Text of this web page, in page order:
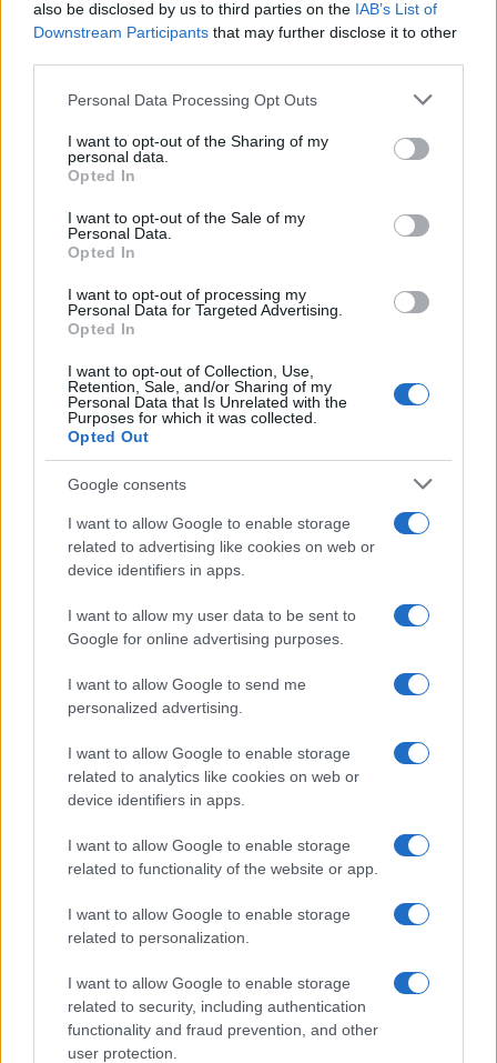
also be disclosed by us to third parties on the IAB’s List of
Downstream Participants that may further disclose it to other
Please note that this website/app uses one or more Google
not limited to your visit or usage behaviour. You may click to
grant or deny consent to Google and its third-party tags to
use your data for below specified purposes in below Google
consent section.
Personal Data Processing Opt Outs
I want to opt-out of the Sharing of my
personal data.
Opted In
I want to opt-out of the Sale of my
Personal Data.
Opted In
I want to opt-out of processing my
Personal Data for Targeted Advertising.
Opted In
I want to opt-out of Collection, Use,
Retention, Sale, and/or Sharing of my
Personal Data that Is Unrelated with the
Purposes for which it was collected.
Opted Out
Google consents
I want to allow Google to enable storage
related to advertising like cookies on web or
device identifiers in apps.
I want to allow my user data to be sent to
Google for online advertising purposes.
I want to allow Google to send me
personalized advertising.
I want to allow Google to enable storage
related to analytics like cookies on web or
device identifiers in apps.
I want to allow Google to enable storage
related to functionality of the website or app.
I want to allow Google to enable storage
related to personalization.
I want to allow Google to enable storage
related to security, including authentication
functionality and fraud prevention, and other
user protection.
Oakland megye egy középiskolájában egy 15
éves diák lőtt le négy tanulót, és sebesített
meg hat diákot és egy tanárt.
Lesújtva fogadtuk a hírt: meghalt a Rebbe
bizalmasa